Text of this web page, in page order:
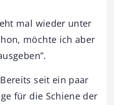
mal wieder unter
möchte ich aber
seit ein paar
für die Schiene der